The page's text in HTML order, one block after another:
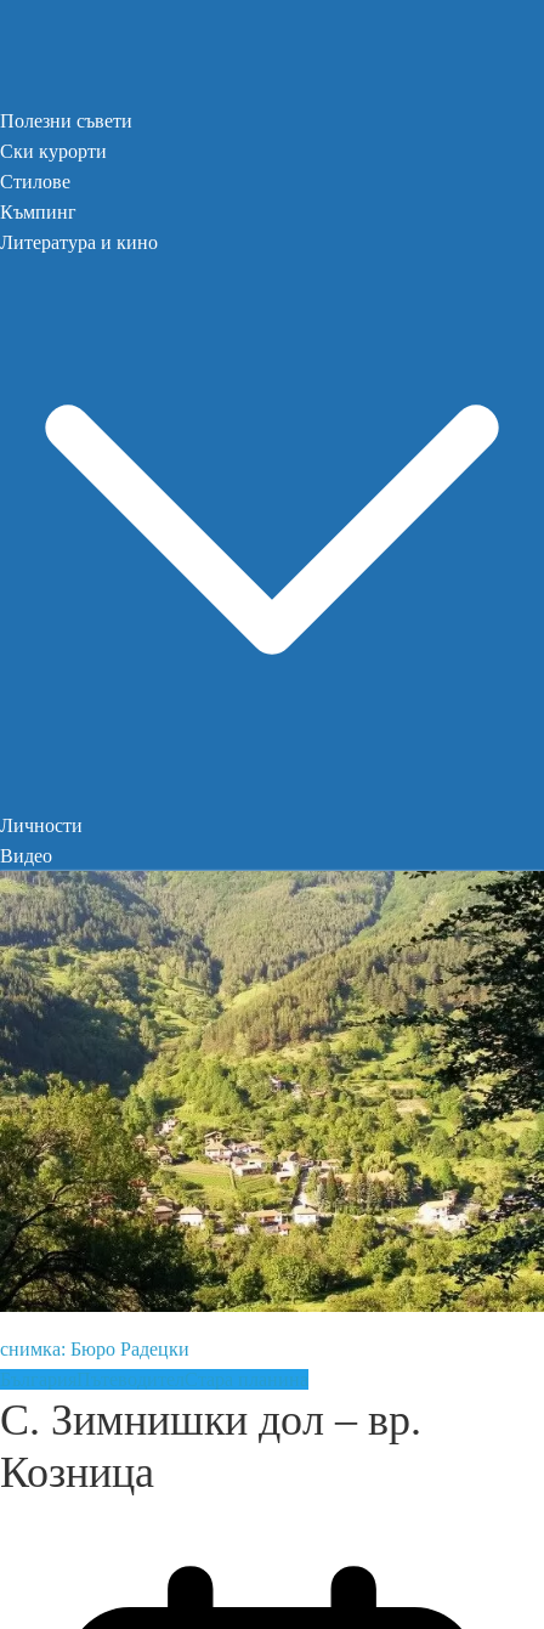
Полезни съвети
Ски курорти
Стилове
Къмпинг
Литература и кино
Личности
Видео
снимка: Бюро Радецки
БългарияПътеводителСтара планина
С. Зимнишки дол – вр.
Козница